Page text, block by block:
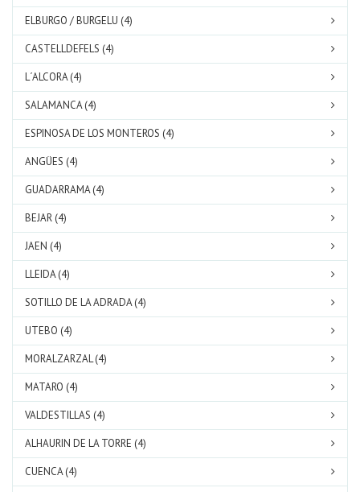
ELBURGO / BURGELU (4)
CASTELLDEFELS (4)
L´ALCORA (4)
SALAMANCA (4)
ESPINOSA DE LOS MONTEROS (4)
ANGÜES (4)
GUADARRAMA (4)
BEJAR (4)
JAEN (4)
LLEIDA (4)
SOTILLO DE LA ADRADA (4)
UTEBO (4)
MORALZARZAL (4)
MATARO (4)
VALDESTILLAS (4)
ALHAURIN DE LA TORRE (4)
CUENCA (4)